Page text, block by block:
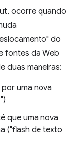
ocorre quando
do
fontes da Web
duas maneiras:
uma nova
que uma nova
("flash de texto